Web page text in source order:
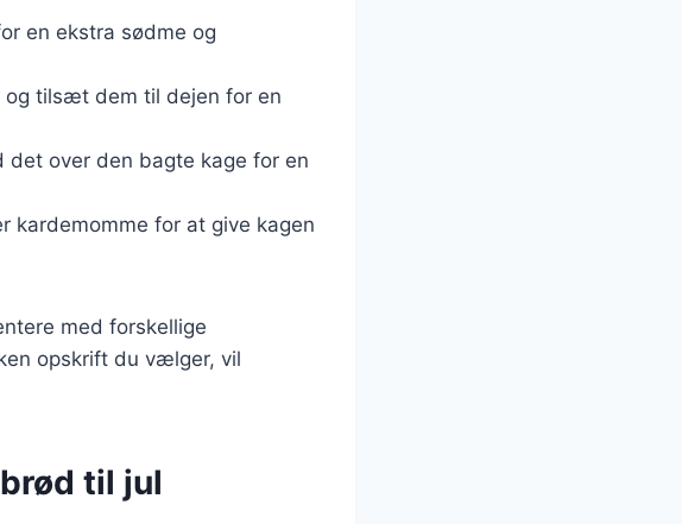
en ekstra sødme og
og tilsæt dem til dejen for en
over den bagte kage for en
for at give kagen
med forskellige
opskrift du vælger, vil
til jul